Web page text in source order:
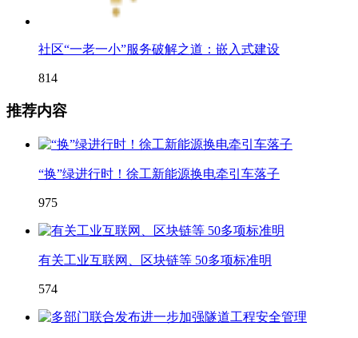
社区“一老一小”服务破解之道：嵌入式建设
814
推荐内容
“换”绿进行时！徐工新能源换电牵引车落子
975
有关工业互联网、区块链等 50多项标准明
574